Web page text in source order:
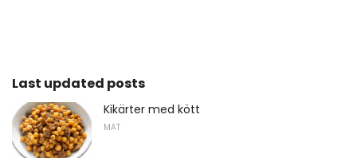
Last updated posts
Kikärter med kött
MAT